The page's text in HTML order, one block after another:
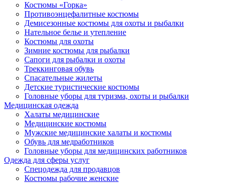
Костюмы «Горка»
Противоэнцефалитные костюмы
Демисезонные костюмы для охоты и рыбалки
Нательное белье и утепление
Костюмы для охоты
Зимние костюмы для рыбалки
Сапоги для рыбалки и охоты
Треккинговая обувь
Спасательные жилеты
Детские туристические костюмы
Головные уборы для туризма, охоты и рыбалки
Медицинская одежда
Халаты медицинские
Медицинские костюмы
Мужские медицинские халаты и костюмы
Обувь для медработников
Головные уборы для медицинских работников
Одежда для сферы услуг
Спецодежда для продавцов
Костюмы рабочие женские